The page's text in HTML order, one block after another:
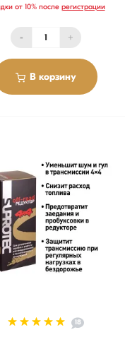
от 10% после регистрации
- +
В корзину
18